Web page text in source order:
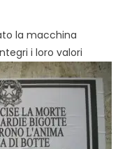
la macchina
i loro valori